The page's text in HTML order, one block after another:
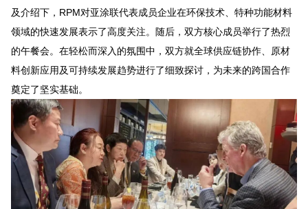
及介绍下， RPM对亚涂联代表成员企业在环保技术、特种功能材料
领域的快速发展表示了高度关注。随后，双方核心成员举行了热烈
的午餐会。在轻松而深入的氛围中，双方就全球供应链协作、原材
料创新应用及可持续发展趋势进行了细致探讨，为未来的跨国合作
奠定了坚实基础。